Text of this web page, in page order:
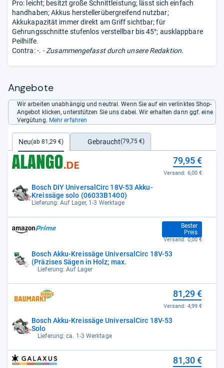
Pro: leicht; besitzt große Schnittleistung; lässt sich einfach
handhaben; Akkus herstellerübergreifend nutzbar;
Akkukapazität immer direkt am Griff sichtbar; für
Gehrungsschnitte stufenlos verstellbar bis 45°; ausklappbare
Peilhilfe.
Contra: -. - Zusammengefasst durch unsere Redaktion.
Angebote
Wir arbeiten unabhängig und neutral. Wenn Sie auf ein verlinktes Shop-
Angebot klicken, unterstützen Sie uns dabei. Wir erhalten dann ggf. eine
Vergütung. Mehr erfahren
Neu(ab 81,29 €) Gebraucht(79,75 €)
Bosch DIY UniversalCirc 18V-53 Akku-
Kreissäge solo (06033B1400)
Lieferung: Auf Lager, 1-3 Werktage
79,95 €
Versand: 6,00 €
Bosch Akku-Kreissäge UniversalCirc 18V-53
(Präzises Sägen in Holz; max.
Lieferung: Auf Lager
Bester
Preis
81,29 €
Versand: 0,00 €
Bosch Akku-Kreissäge UniversalCirc 18V-53
Solo
Lieferung: ca. 1-3 Werktage
81,29 €
Versand: 4,99 €
81,30 €